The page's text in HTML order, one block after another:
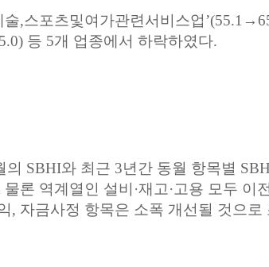
술,스포츠및여가관련서비스업
등 5개 업종에서 하락하였다.
의 SBHI와 최근 3년간 동월 항목별
물론 역계열인 설비 ·재고 · 고용 모두 이전
, 자금사정 항목은 소폭 개선될 것으로